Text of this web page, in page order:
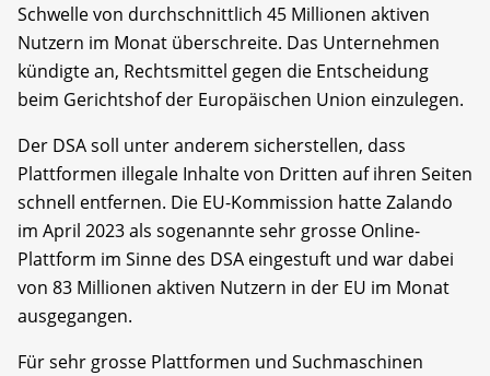
Schwelle von durchschnittlich 45 Millionen aktiven
Nutzern im Monat überschreite. Das Unternehmen
kündigte an, Rechtsmittel gegen die Entscheidung
beim Gerichtshof der Europäischen Union einzulegen.
Der DSA soll unter anderem sicherstellen, dass
Plattformen illegale Inhalte von Dritten auf ihren Seiten
schnell entfernen. Die EU-Kommission hatte Zalando
im April 2023 als sogenannte sehr grosse Online-
Plattform im Sinne des DSA eingestuft und war dabei
von 83 Millionen aktiven Nutzern in der EU im Monat
ausgegangen.
Für sehr grosse Plattformen und Suchmaschinen